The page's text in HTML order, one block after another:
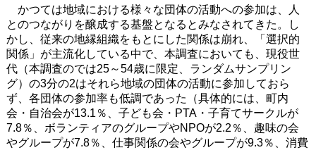
かつては地域における様々な団体の活動への参加は、人
とのつながりを醸成する基盤となるとみなされてきた。し
かし、従来の地縁組織をもとにした関係は崩れ、「選択的
関係」が主流化している中で、本調査においても、現役世
代（本調査のでは25～54歳に限定、ランダムサンプリン
グ）の3分の2はそれら地域の団体の活動に参加しておら
ず、各団体の参加率も低調であった（具体的には、町内
会・自治会が13.1％、子ども会・PTA・子育てサークルが
7.8％、ボランティアのグループやNPOが2.2％、趣味の会
やグループが7.8％、仕事関係の会やグループが9.3％、消費